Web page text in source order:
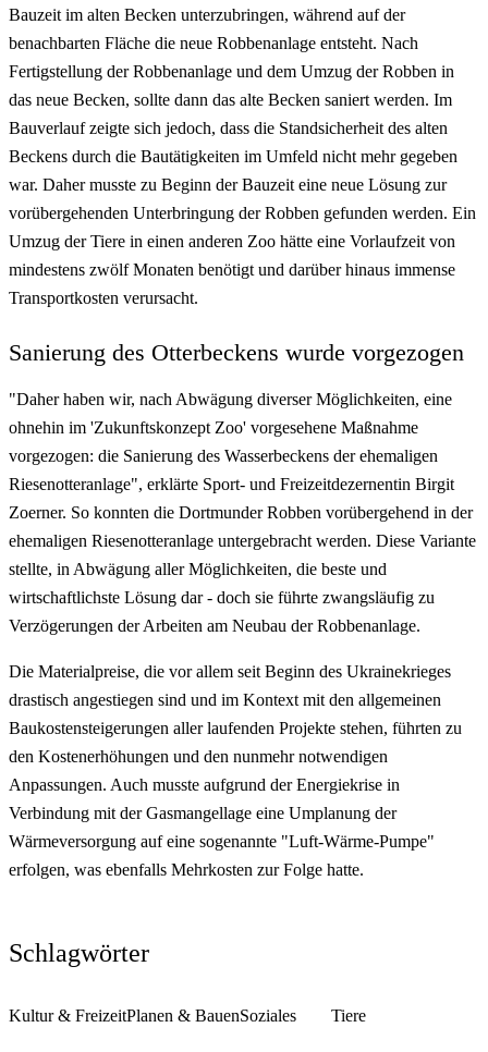
Bauzeit im alten Becken unterzubringen, während auf der
benachbarten Fläche die neue Robbenanlage entsteht. Nach
Fertigstellung der Robbenanlage und dem Umzug der Robben in
das neue Becken, sollte dann das alte Becken saniert werden. Im
Bauverlauf zeigte sich jedoch, dass die Standsicherheit des alten
Beckens durch die Bautätigkeiten im Umfeld nicht mehr gegeben
war. Daher musste zu Beginn der Bauzeit eine neue Lösung zur
vorübergehenden Unterbringung der Robben gefunden werden. Ein
Umzug der Tiere in einen anderen Zoo hätte eine Vorlaufzeit von
mindestens zwölf Monaten benötigt und darüber hinaus immense
Transportkosten verursacht.
Sanierung des Otterbeckens wurde vorgezogen
"Daher haben wir, nach Abwägung diverser Möglichkeiten, eine
ohnehin im 'Zukunftskonzept Zoo' vorgesehene Maßnahme
vorgezogen: die Sanierung des Wasserbeckens der ehemaligen
Riesenotteranlage", erklärte Sport- und Freizeitdezernentin Birgit
Zoerner. So konnten die Dortmunder Robben vorübergehend in der
ehemaligen Riesenotteranlage untergebracht werden. Diese Variante
stellte, in Abwägung aller Möglichkeiten, die beste und
wirtschaftlichste Lösung dar - doch sie führte zwangsläufig zu
Verzögerungen der Arbeiten am Neubau der Robbenanlage.
Die Materialpreise, die vor allem seit Beginn des Ukrainekrieges
drastisch angestiegen sind und im Kontext mit den allgemeinen
Baukostensteigerungen aller laufenden Projekte stehen, führten zu
den Kostenerhöhungen und den nunmehr notwendigen
Anpassungen. Auch musste aufgrund der Energiekrise in
Verbindung mit der Gasmangellage eine Umplanung der
Wärmeversorgung auf eine sogenannte "Luft-Wärme-Pumpe"
erfolgen, was ebenfalls Mehrkosten zur Folge hatte.
Schlagwörter
Kultur & FreizeitPlanen & BauenSoziales Tiere